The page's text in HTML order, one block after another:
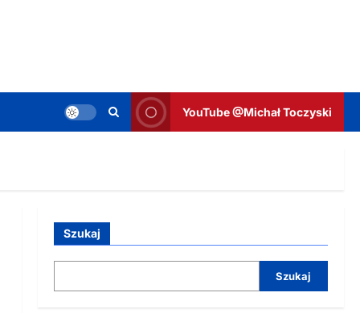
YouTube @Michał Toczyski
Szukaj
Szukaj